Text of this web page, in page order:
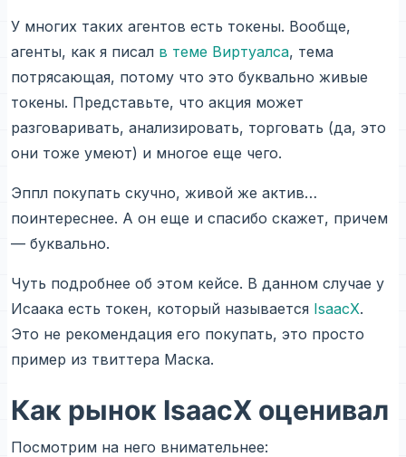
У многих таких агентов есть токены. Вообще,
агенты, как я писал в теме Виртуалса, тема
потрясающая, потому что это буквально живые
токены. Представьте, что акция может
разговаривать, анализировать, торговать (да, это
они тоже умеют) и многое еще чего.
Эппл покупать скучно, живой же актив…
поинтереснее. А он еще и спасибо скажет, причем
— буквально.
Чуть подробнее об этом кейсе. В данном случае у
Исаака есть токен, который называется IsaacX.
Это не рекомендация его покупать, это просто
пример из твиттера Маска.
Как рынок IsaacX оценивал
Посмотрим на него внимательнее: